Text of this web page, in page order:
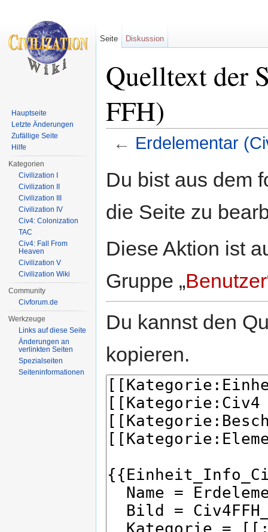
Quelltext der
FFH)
← Erdelementar
Du bist aus dem
die Seite zu
Diese Aktion ist
Gruppe „Benutzer
Du kannst den
kopieren.
Seite Diskussion
Hauptseite
Letzte Änderungen
Zufällige Seite
Hilfe
Kategorien
Civilization I
Civilization II
Civilization III
Civilization IV
Civ4: Colonization
TAC
Civ4: Fall From
Heaven
Civilization V
Civilization Wiki
Community
Civforum.de
Werkzeuge
Links auf diese Seite
Änderungen an
verlinkten Seiten
Spezialseiten
Seiten­informationen